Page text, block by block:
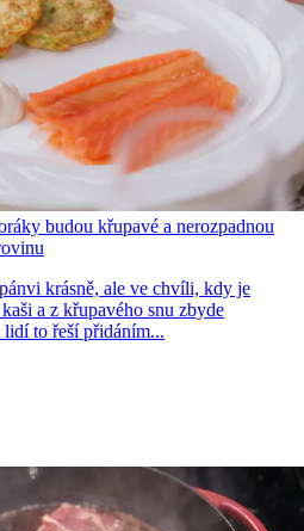
budou křupavé a nerozpadnou
krásně, ale ve chvíli, kdy je
a z křupavého snu zbyde
lidí to řeší přidáním...